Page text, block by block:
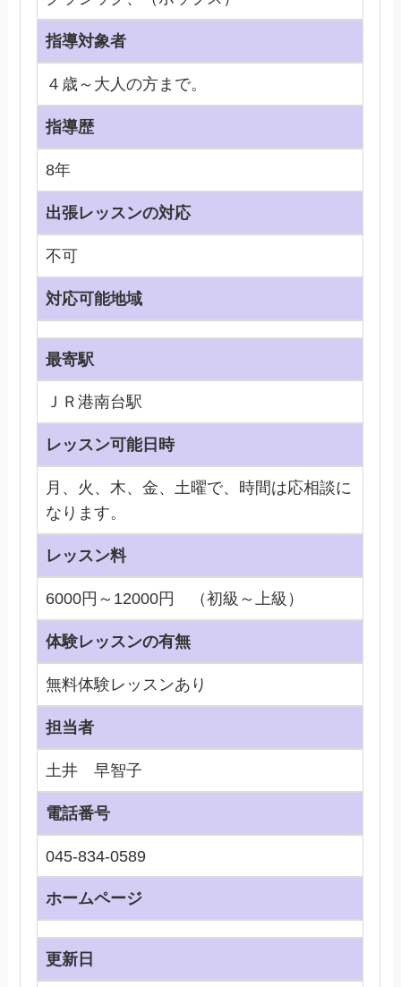
指導対象者
４歳～大人の方まで。
指導歴
8年
出張レッスンの対応
不可
対応可能地域
最寄駅
ＪＲ港南台駅
レッスン可能日時
月、火、木、金、土曜で、時間は応相談に
なります。
レッスン料
6000円～12000円 （初級～上級）
体験レッスンの有無
無料体験レッスンあり
担当者
土井 早智子
電話番号
045-834-0589
ホームページ
更新日